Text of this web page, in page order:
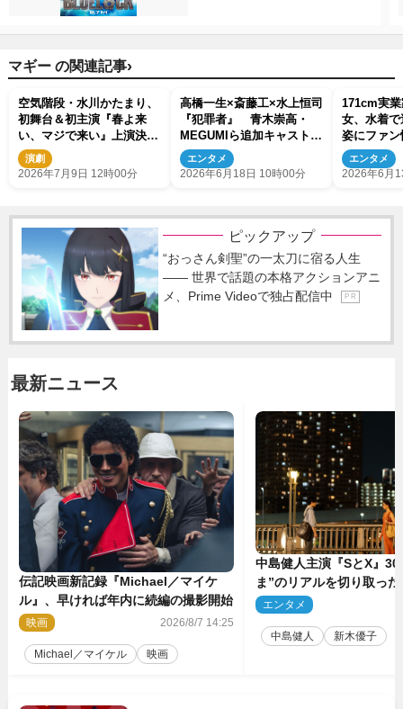
マギー の関連記事›
空気階段・水川かたまり、
初舞台＆初主演『春よ来
い、マジで来い』上演決
定 原作は『ブギウギ』足
立紳
演劇
2026年7月9日 12時00分
高橋一生×斎藤工×水上恒司
『犯罪者』 青木崇高・
MEGUMIら追加キャスト第
2弾発表
エンタメ
2026年6月18日 10時00分
171cm実
女、水着
姿にファ
エンタメ
2026年6月
ピックアップ
“おっさん剣聖”の一太刀に宿る人生
―― 世界で話題の本格アクションアニ
メ、Prime Videoで独占配信中
P R
最新ニュース
伝記映画新記録『Michael／マイケ
ル』、早ければ年内に続編の撮影開始
映画 2026/8/7 14:25
Michael／マイケル 映画
中島健人主演『SとX』30
ま”のリアルを切り取っ
5点解禁
エンタメ
中島健人 新木優子